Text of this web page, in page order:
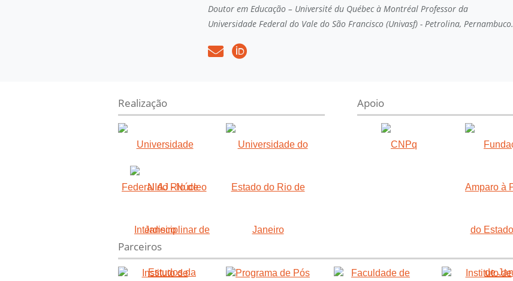
Doutor em Educação – Université du Québec à Montréal Professor da
Universidade Federal do Vale do São Francisco (Univasf) - Petrolina, Pernambuco.
Realização Apoio
Parceiros